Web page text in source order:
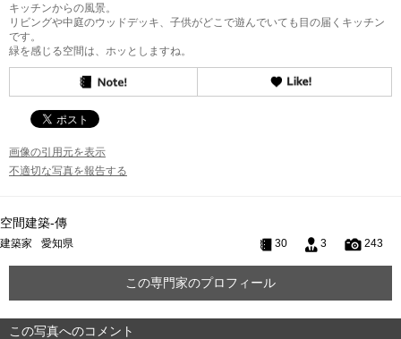
キッチンからの風景。
リビングや中庭のウッドデッキ、子供がどこで遊んでいても目の届くキッチン
です。
緑を感じる空間は、ホッとしますね。
画像の引用元を表示
不適切な写真を報告する
空間建築-傳
建築家 愛知県 30 3 243
この専門家のプロフィール
この写真へのコメント